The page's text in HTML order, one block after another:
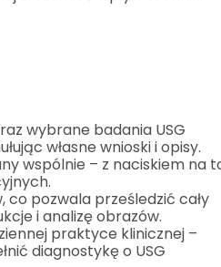
wybrane badania USG
własne wnioski i opisy.
wspólnie – z naciskiem na
co pozwala prześledzić cały
i analizę obrazów.
praktyce klinicznej –
diagnostykę o USG